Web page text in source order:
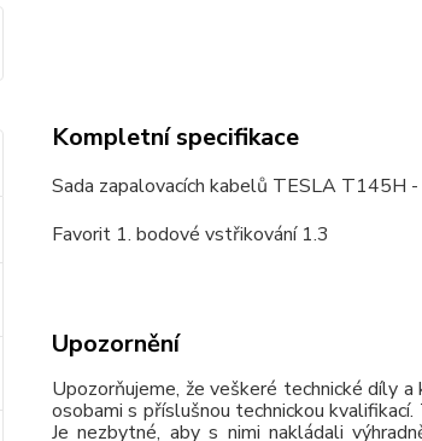
Kompletní specifikace
Sada zapalovacích kabelů TESLA
Favorit 1. bodové vstřikování 1.3
Upozornění
Upozorňujeme, že veškeré technické díly
osobami s příslušnou technickou
Je nezbytné, aby s nimi nakládali